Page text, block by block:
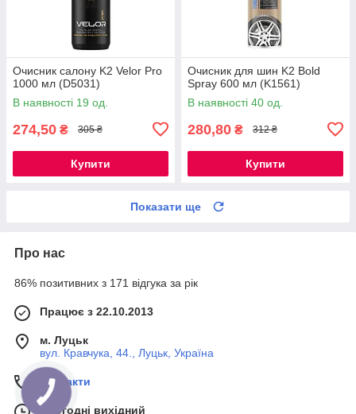
Очисник салону K2 Velor Pro
1000 мл (D5031)
В наявності 19 од.
274,50 ₴ 305 ₴
Купити
Очисник для шин K2 Bold
Spray 600 мл (K1561)
В наявності 40 од.
280,80 ₴ 312 ₴
Купити
Показати ще
Про нас
86% позитивних з 171 відгука за рік
Працює з 22.10.2013
м. Луцьк
вул. Кравчука, 44., Луцьк, Україна
Контакти
Сьогодні вихідний